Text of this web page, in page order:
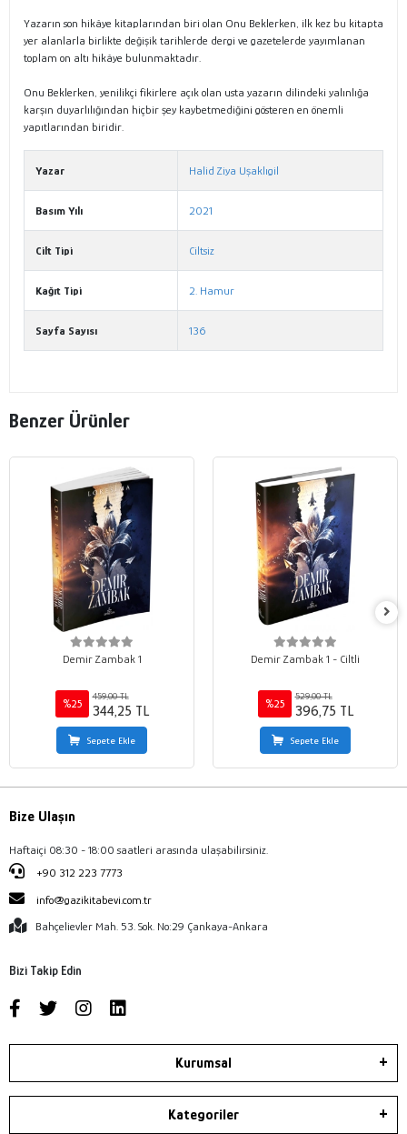
Yazarın son hikâye kitaplarından biri olan Onu Beklerken, ilk kez bu kitapta
yer alanlarla birlikte değişik tarihlerde dergi ve gazetelerde yayımlanan
toplam on altı hikâye bulunmaktadır.
Onu Beklerken, yenilikçi fikirlere açık olan usta yazarın dilindeki yalınlığa
karşın duyarlılığından hiçbir şey kaybetmediğini gösteren en önemli
yapıtlarından biridir.
Yazar Halid Ziya Uşaklıgil
Basım Yılı 2021
Cilt Tipi Ciltsiz
Kağıt Tipi 2. Hamur
Sayfa Sayısı 136
Benzer Ürünler
Demir Zambak 1
%25
459,00 TL
344,25 TL
Sepete Ekle
Demir Zambak 1 - Ciltli
%25
529,00 TL
396,75 TL
Sepete Ekle
Bize Ulaşın
Haftaiçi 08:30 - 18:00 saatleri arasında ulaşabilirsiniz.
+90 312 223 7773
info@gazikitabevi.com.tr
Bahçelievler Mah. 53. Sok. No:29 Çankaya-Ankara
Bizi Takip Edin
Kurumsal
Kategoriler